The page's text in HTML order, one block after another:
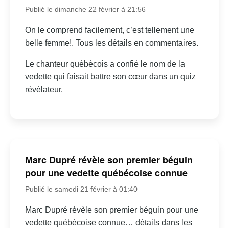
Publié le dimanche 22 février à 21:56
On le comprend facilement, c’est tellement une
belle femme!. Tous les détails en commentaires.
Le chanteur québécois a confié le nom de la
vedette qui faisait battre son cœur dans un quiz
révélateur.
Marc Dupré révèle son premier béguin
pour une vedette québécoise connue
Publié le samedi 21 février à 01:40
Marc Dupré révèle son premier béguin pour une
vedette québécoise connue… détails dans les